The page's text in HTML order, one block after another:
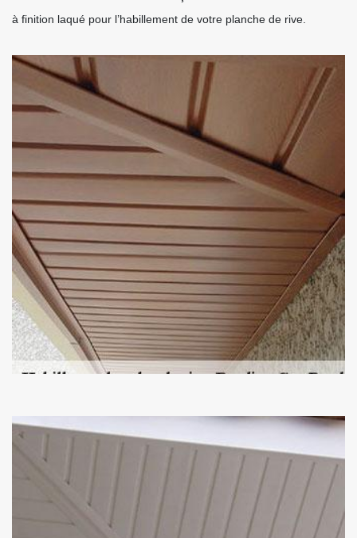
à finition laqué pour l’habillement de votre planche de rive.